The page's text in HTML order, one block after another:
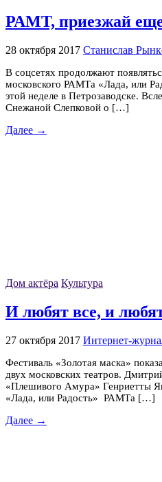
РАМТ, приезжай
28 октября 2017 Станислав
В соцсетях продолжают
московского РАМТа «Лада, или
этой неделе в Петрозаводске.
Снежаной Слепковой о […]
Далее →
Дом актёра Культура
И любят все, и
27 октября 2017 Интернет-
Фестиваль «Золотая маска»
двух московских театров.
«Плешивого Амура» Генриетты
«Лада, или Радость» РАМТа […]
Далее →